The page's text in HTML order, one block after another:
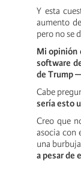
Y esta
aumento
pero no se
Mi opinión
software
de Trump
Cabe
sería esto
Creo que
asocia con
una
a pesar de